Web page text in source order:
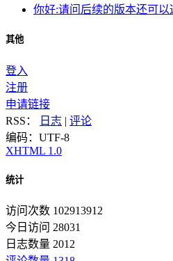
你好:请问后续的版本还可以
其他
登入
注册
申请链接
RSS：
日志 | 评论
编码：UTF-8
XHTML 1.0
统计
访问次数 102913912
今日访问 28031
日志数量 2012